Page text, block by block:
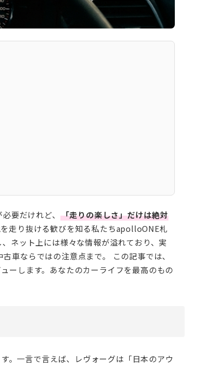
要だけれど、 「走りの楽しさ」だけは絶対
走り抜ける歓びを知る私たちapolloONE札
ネット上には様々な情報が溢れており、実
車ならではの注意点まで。 この記事では、
ーします。あなたのカーライフを最高のもの
。一言で言えば、レヴォーグは「日本のアウ